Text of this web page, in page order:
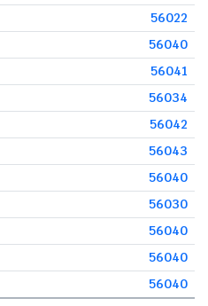
56022
56040
56041
56034
56042
56043
56040
56030
56040
56040
56040